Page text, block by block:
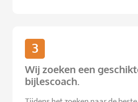
3
Wij zoeken een
bijlescoach.